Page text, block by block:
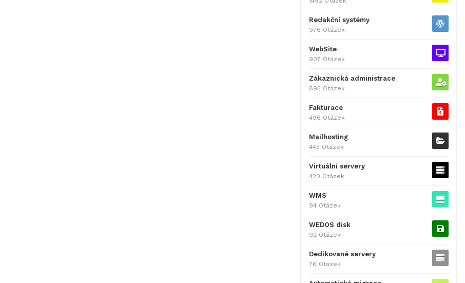
Redakční systémy
976 Otázek
WebSite
907 Otázek
Zákaznická administrace
895 Otázek
Fakturace
496 Otázek
Mailhosting
445 Otázek
Virtuální servery
420 Otázek
WMS
94 Otázek
WEDOS disk
92 Otázek
Dedikované servery
76 Otázek